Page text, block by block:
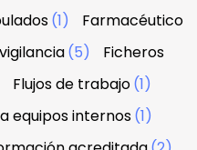
(1)
Farmacéutico
(5)
Ficheros
Flujos de trabajo(1)
equipos internos(1)